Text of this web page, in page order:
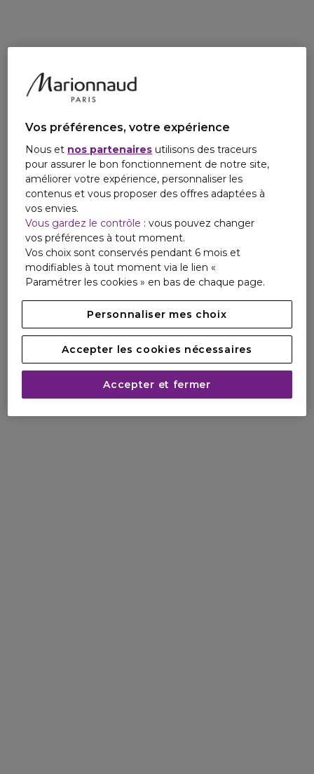
Vos préférences, votre expérience
Nous et nos partenaires utilisons des traceurs
pour assurer le bon fonctionnement de notre site,
améliorer votre expérience, personnaliser les
contenus et vous proposer des offres adaptées à
vos envies.
Vous gardez le contrôle : vous pouvez changer
vos préférences à tout moment.
Vos choix sont conservés pendant 6 mois et
modifiables à tout moment via le lien «
Paramétrer les cookies » en bas de chaque page.
Personnaliser mes choix
Accepter les cookies nécessaires
Accepter et fermer